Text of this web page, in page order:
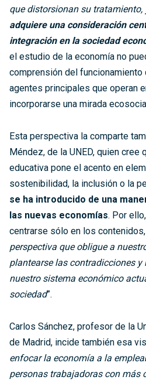
que distorsionan su tratamiento,
adquiere una consideración
integración en la sociedad
el estudio de la economía no
comprensión del
agentes principales que operan
incorporarse una mirada
Esta perspectiva la comparte
Méndez, de la UNED, quien cree
educativa pone el acento en
sostenibilidad, la inclusión o la
se ha introducido de una
las nuevas economías. Por
centrarse sólo en los contenidos,
perspectiva que obligue a
plantearse las contradicciones y
nuestro sistema económico
sociedad”.
Carlos Sánchez, profesor de la
de Madrid, incide también esa
enfocar la economía a la
personas trabajadoras con más